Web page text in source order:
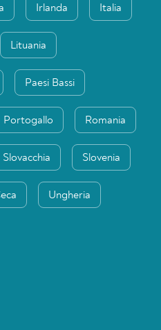
Irlanda Italia
Lituania
Paesi Bassi
Portogallo Romania
Slovacchia Slovenia
Ungheria